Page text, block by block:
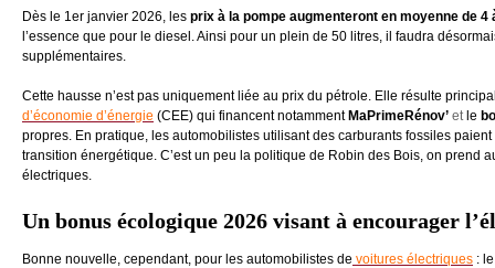
Dès le 1er janvier 2026, les prix à la pompe augmenteront en moyenne de
l’essence que pour le diesel. Ainsi pour un plein de 50 litres, il faudra
supplémentaires.
Cette hausse n’est pas uniquement liée au prix du pétrole. Elle résulte
d’économie d’énergie (CEE) qui financent notamment MaPrimeRénov’ etle
propres. En pratique, les automobilistes utilisant des carburants fossiles
transition énergétique. C’est un peu la politique de Robin des Bois, on prend
électriques.
Un bonus écologique 2026 visant à encourager
Bonne nouvelle, cependant, pour les automobilistes de voitures électriques :